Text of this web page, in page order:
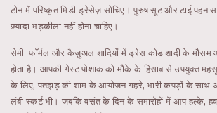
टोन में परिष्कृत मिडी ड्रेसेज़ सोचिए। पुरुष सूट और टाई
ज़्यादा भड़कीला नहीं होना चाहिए।
सेमी-फॉर्मल और कैज़ुअल शादियों में ड्रेस कोड शादी के
होता है। आपकी गेस्ट पोशाक को मौके के हिसाब से उपयुक्त
के लिए, पतझड़ की शाम के आयोजन गहरे, भारी कपड़ों के साथ
लंबी स्कर्ट भी। जबकि वसंत के दिन के समारोहों में आप हल्के,